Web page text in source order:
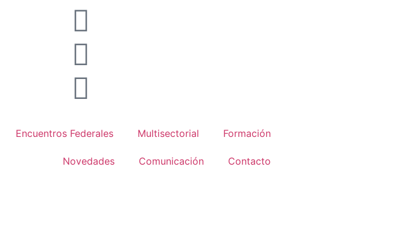
Encuentros Federales Multisectorial Formación
Novedades Comunicación Contacto